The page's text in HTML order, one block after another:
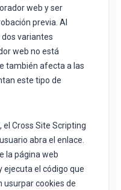
web y ser
previa. Al
variantes
web no está
también afecta a las
este tipo de
el Cross Site Scripting
abra el enlace.
la página web
ejecuta el código que
usurpar cookies de